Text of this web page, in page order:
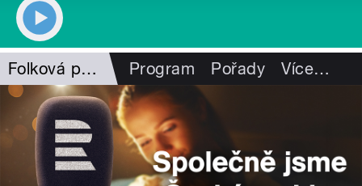
Folková pohlazení Program Pořady Více…